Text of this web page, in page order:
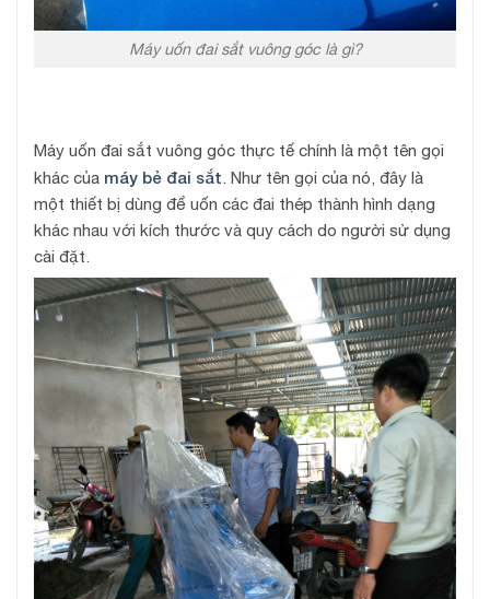
Máy uốn đai sắt vuông góc là gì?
Máy uốn đai sắt vuông góc thực tế chính là một tên gọi
khác của máy bẻ đai sắt . Như tên gọi của nó, đây là
một thiết bị dùng để uốn các đai thép thành hình dạng
khác nhau với kích thước và quy cách do người sử dụng
cài đặt.